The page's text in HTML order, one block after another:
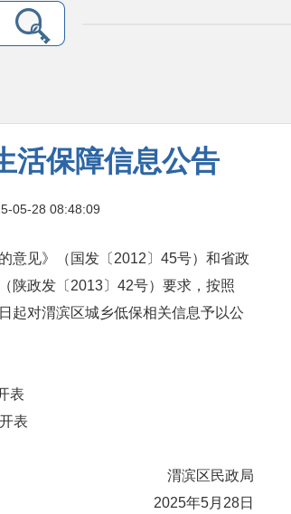
活保障信息公告
05-28 08:48:09
意见》（国发〔2012〕45号）和省政
陕政发〔2013〕42号）要求，按照
起对渭滨区城乡低保相关信息予以公
表
表
渭滨区民政局
2025年5月28日